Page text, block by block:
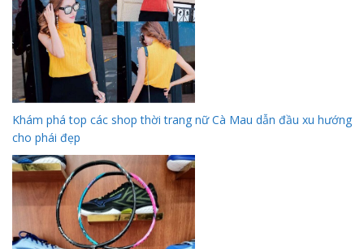
Khám phá top các shop thời trang nữ Cà Mau dẫn đầu xu hướng
cho phái đẹp